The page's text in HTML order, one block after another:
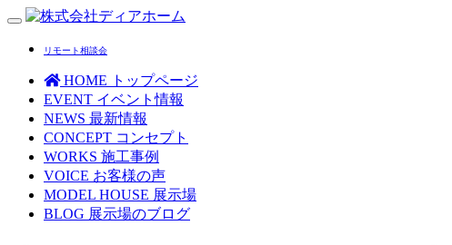
Toggle
リモート相談会
HOME
トップページ
EVENT イベント情報
NEWS 最新情報
CONCEPT コンセプト
WORKS 施工事例
VOICE お客様の声
MODEL HOUSE 展示場
BLOG 展示場のブログ